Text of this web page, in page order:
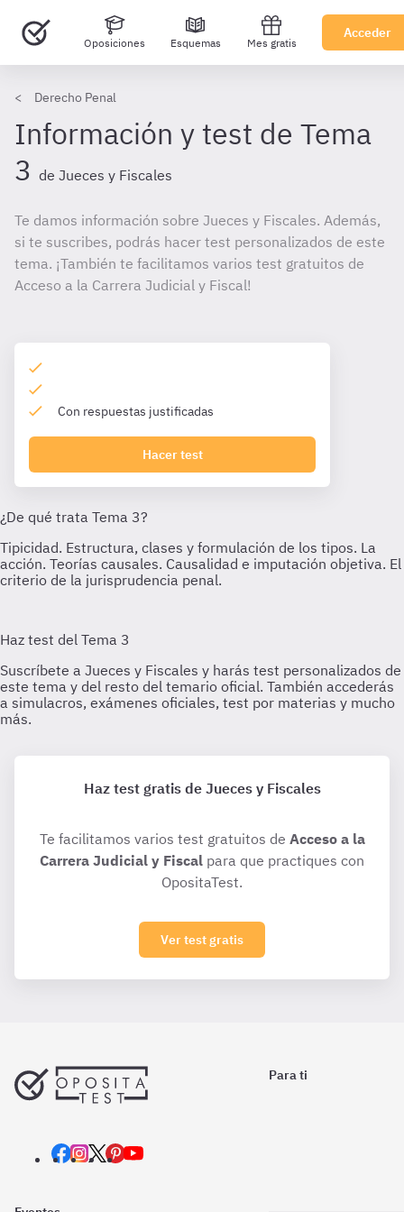
Oposiciones Esquemas Mes gratis
Acceder
Derecho Penal
Información y test de Tema
3 de Jueces y Fiscales
Te damos información sobre Jueces y Fiscales. Además,
si te suscribes, podrás hacer test personalizados de este
tema. ¡También te facilitamos varios test gratuitos de
Acceso a la Carrera Judicial y Fiscal!
Con respuestas justificadas
Hacer test
Haz test gratis de Jueces y Fiscales
Te facilitamos varios test gratuitos de Acceso a la
Carrera Judicial y Fiscal para que practiques con
OpositaTest.
Ver test gratis
Para ti